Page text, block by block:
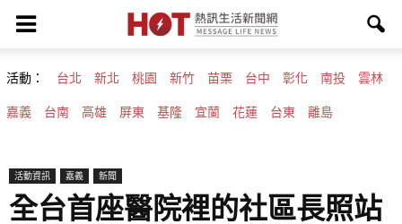
活動： 台北 新北 桃園 新竹 苗栗 台中 彰化 南投 雲林
嘉義 台南 高雄 屏東 基隆 宜蘭 花蓮 台東 離島
活動資訊 嘉義 新聞
全台首座醫院裡的社區長照站